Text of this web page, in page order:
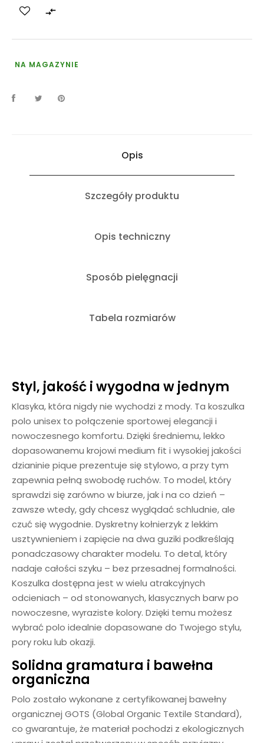

NA MAGAZYNIE
Opis
Szczegóły produktu
Opis techniczny
Sposób pielęgnacji
Tabela rozmiarów
Styl, jakość i wygodna w jednym
Klasyka, która nigdy nie wychodzi z mody. Ta koszulka
polo unisex to połączenie sportowej elegancji i
nowoczesnego komfortu. Dzięki średniemu, lekko
dopasowanemu krojowi medium fit i wysokiej jakości
dzianinie pique prezentuje się stylowo, a przy tym
zapewnia pełną swobodę ruchów. To model, który
sprawdzi się zarówno w biurze, jak i na co dzień –
zawsze wtedy, gdy chcesz wyglądać schludnie, ale
czuć się wygodnie. Dyskretny kołnierzyk z lekkim
usztywnieniem i zapięcie na dwa guziki podkreślają
ponadczasowy charakter modelu. To detal, który
nadaje całości szyku – bez przesadnej formalności.
Koszulka dostępna jest w wielu atrakcyjnych
odcieniach – od stonowanych, klasycznych barw po
nowoczesne, wyraziste kolory. Dzięki temu możesz
wybrać polo idealnie dopasowane do Twojego stylu,
pory roku lub okazji.
Solidna gramatura i bawełna
organiczna
Polo zostało wykonane z certyfikowanej bawełny
organicznej GOTS (Global Organic Textile Standard),
co gwarantuje, że materiał pochodzi z ekologicznych